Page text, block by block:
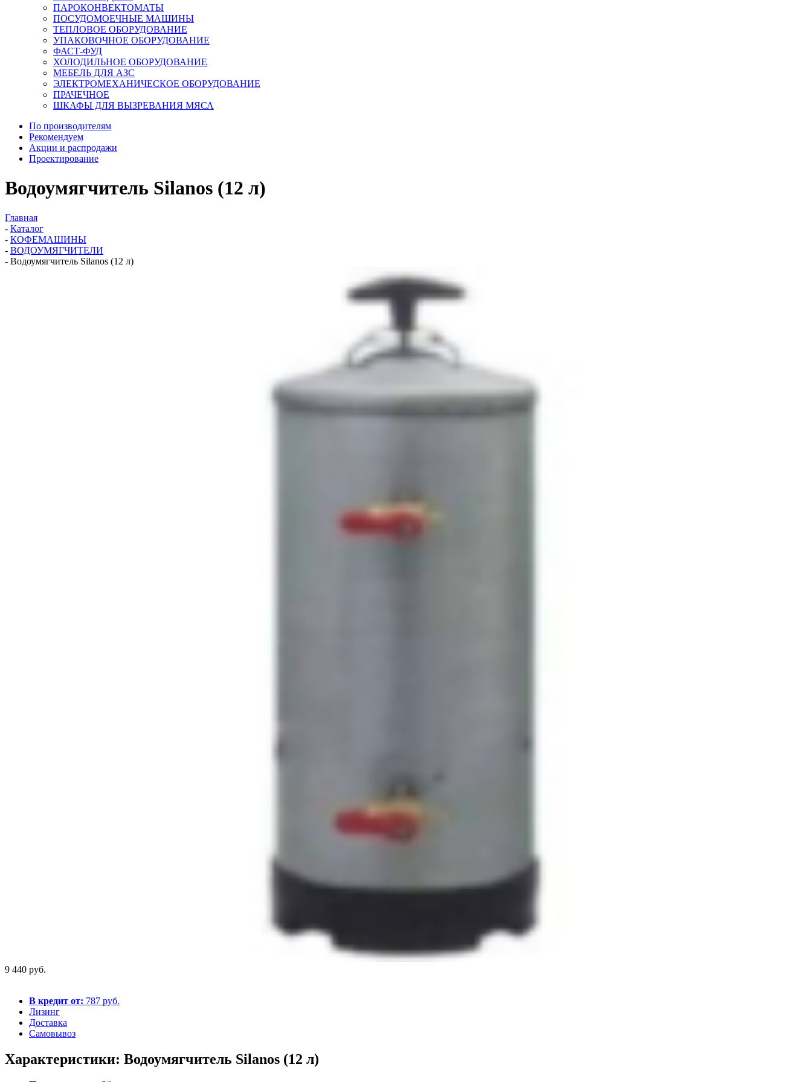
ПАРОКОНВЕКТОМАТЫ
ПОСУДОМОЕЧНЫЕ МАШИНЫ
ТЕПЛОВОЕ ОБОРУДОВАНИЕ
УПАКОВОЧНОЕ ОБОРУДОВАНИЕ
ФАСТ-ФУД
ХОЛОДИЛЬНОЕ ОБОРУДОВАНИЕ
МЕБЕЛЬ ДЛЯ АЗС
ЭЛЕКТРОМЕХАНИЧЕСКОЕ ОБОРУДОВАНИЕ
ПРАЧЕЧНОЕ
ШКАФЫ ДЛЯ ВЫЗРЕВАНИЯ МЯСА
По производителям
Рекомендуем
Акции и распродажи
Проектирование
Водоумягчитель Silanos (12 л)
Главная
- Каталог
- КОФЕМАШИНЫ
- ВОДОУМЯГЧИТЕЛИ
- Водоумягчитель Silanos (12 л)
9 440 руб.
В кредит от: 787 руб.
Лизинг
Доставка
Самовывоз
Характеристики: Водоумягчитель Silanos (12 л)